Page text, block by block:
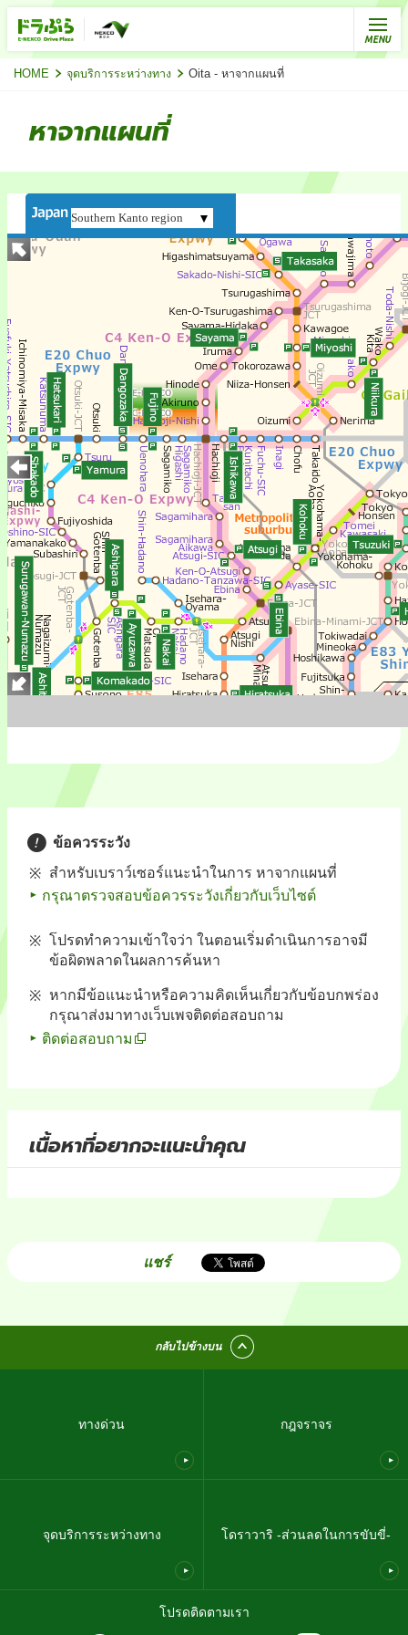
HOME จุดบริการระหว่างทาง Oita - หาจากแผนที่
หาจากแผนที่
ข้อควรระวัง
สำหรับเบราว์เซอร์แนะนำในการ หาจากแผนที่
กรุณาตรวจสอบข้อควรระวังเกี่ยวกับเว็บไซต์
โปรดทำความเข้าใจว่า ในตอนเริ่มดำเนินการอาจมี
ข้อผิดพลาดในผลการค้นหา
หากมีข้อแนะนำหรือความคิดเห็นเกี่ยวกับข้อบกพร่อง
กรุณาส่งมาทางเว็บเพจติดต่อสอบถาม
ติดต่อสอบถาม
เนื้อหาที่อยากจะแนะนำคุณ
แชร์
กลับไปข้างบน
ทางด่วน กฎจราจร
จุดบริการระหว่างทาง โดราวาริ -ส่วนลดในการขับขี่-
โปรดติดตามเรา